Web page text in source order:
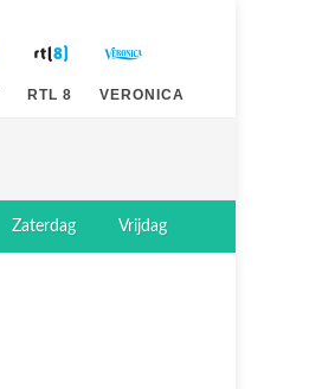
RTL 8 VERONICA
Zaterdag Vrijdag